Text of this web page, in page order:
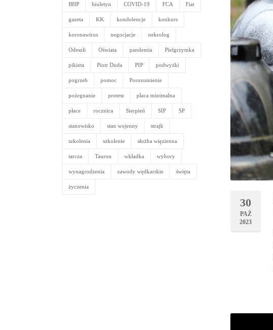
30
PAŹ
2023
BHP biuletyn COVID-19 FCA Fiat
gazeta KK kondolencje konkurs
koronawirus negocjacje nekrolog
Odeszli Oświata pandemia Pielgrzymka
pikieta Piotr Duda PIP podwyżki
pogrzeb pomoc Porozumienie
pożegnanie protest płaca minimalna
płace rocznica Sierpień SIP SP
stanowisko stan wojenny strajk
szkolenia szkolenie służba więzienna
tarcza Tauron wkładka wybory
wynagrodzenia zawody wędkarskie święta
życzenia